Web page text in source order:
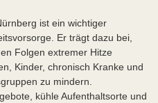
ist ein wichtiger
Er trägt dazu bei,
Folgen extremer Hitze
Kinder, chronisch Kranke und
zu mindern.
kühle Aufenthaltsorte und